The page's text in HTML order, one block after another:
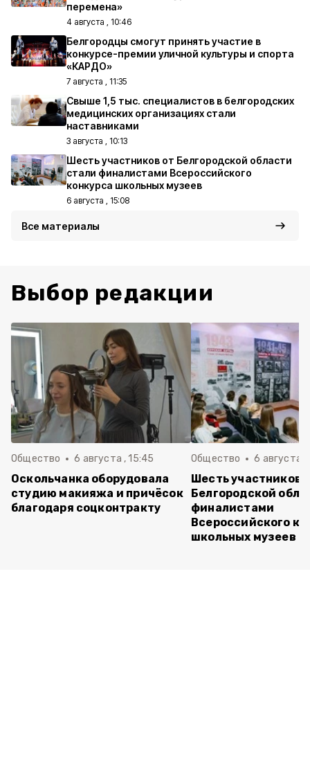
перемена»
4 августа , 10:46
Белгородцы смогут принять участие в
конкурсе-премии уличной культуры и спорта
«КАРДО»
7 августа , 11:35
Свыше 1,5 тыс. специалистов в белгородских
медицинских организациях стали
наставниками
3 августа , 10:13
Шесть участников от Белгородской области
стали финалистами Всероссийского
конкурса школьных музеев
6 августа , 15:08
Все материалы
Выбор редакции
Общество 6 августа , 15:45
Оскольчанка оборудовала
студию макияжа и причёсок
благодаря соцконтракту
Общество 6 августа ,
Шесть участников
Белгородской
финалистами
Всероссийского
школьных музеев